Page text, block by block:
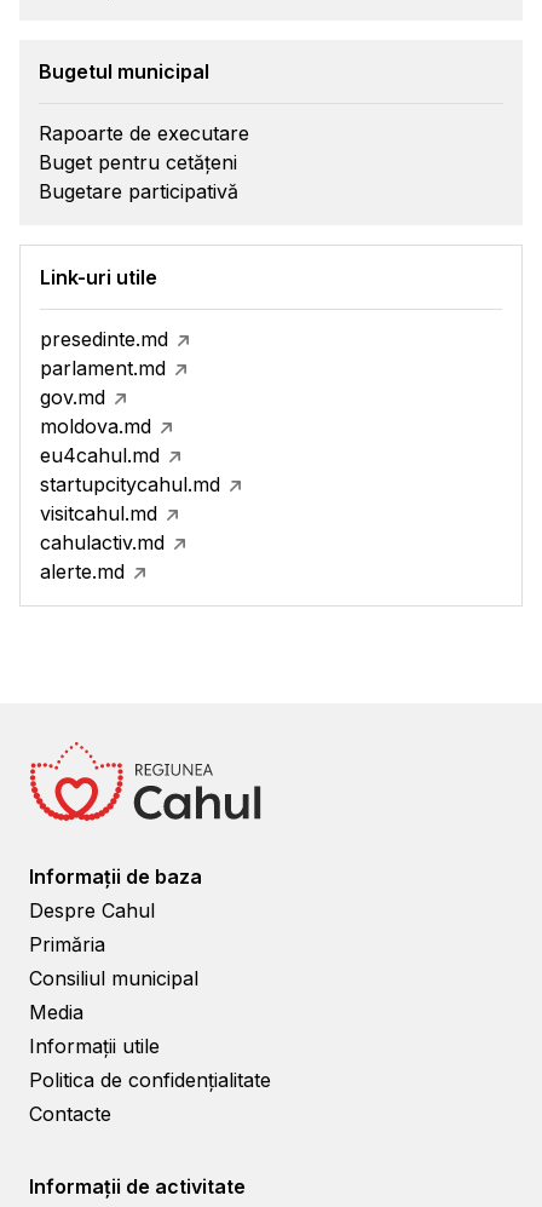
Bugetul municipal
Rapoarte de executare
Buget pentru cetățeni
Bugetare participativă
Link-uri utile
presedinte.md
parlament.md
gov.md
moldova.md
eu4cahul.md
startupcitycahul.md
visitcahul.md
cahulactiv.md
alerte.md
Informații de baza
Despre Cahul
Primăria
Consiliul municipal
Media
Informații utile
Politica de confidențialitate
Contacte
Informații de activitate